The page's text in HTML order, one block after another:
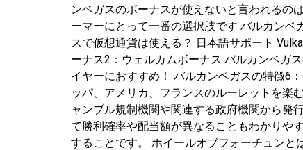
ンベガスのボーナスが使えないと言われるの
ーマーにとって一番の選択肢です バルカン
スで仮想通貨は使える？ 日本語サポート
ーナス2：ウェルカムボーナス バルカンベガ
イヤーにおすすめ！ バルカンベガスの特徴6
ッパ、アメリカ、フランスのルーレットを楽
ャンブル規制機関や関連する政府機関から発
て勝利確率や配当額が異なることもわかりや
することです。 ホイールオブフォーチュン